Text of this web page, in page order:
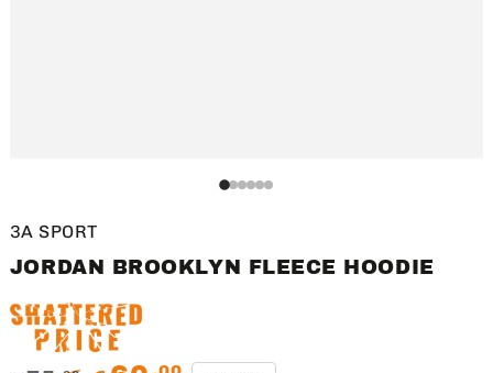
111111
3A SPORT
JORDAN BROOKLYN FLEECE HOODIE